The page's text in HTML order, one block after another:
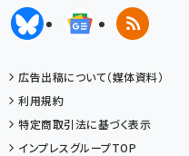
エックス)BlueskyGoogleニュ
RSS
広告出稿について（媒体資料）
利用規約
特定商取引法に基づく表示
インプレスグループTOP